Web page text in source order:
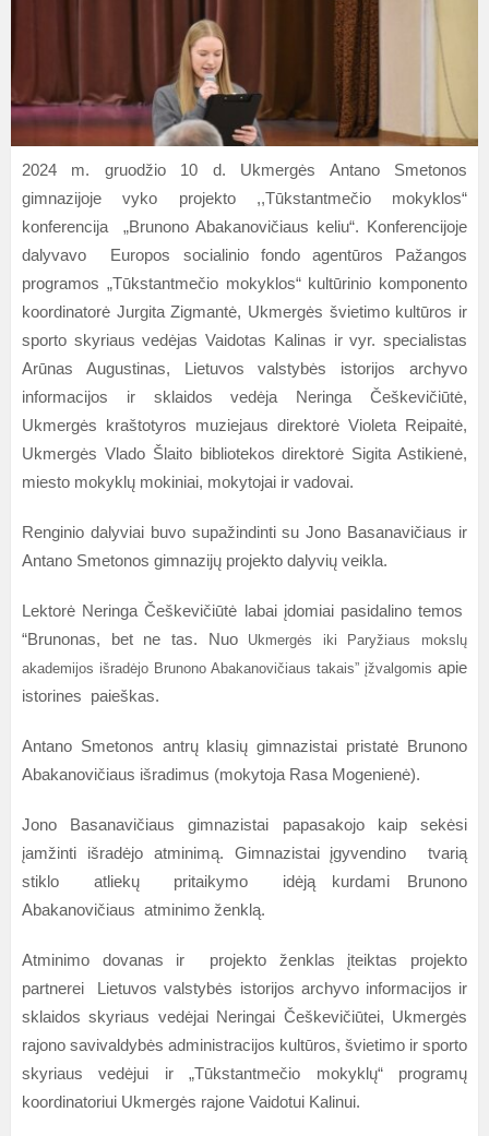
2024 m. gruodžio 10 d. Ukmergės Antano Smetonos
gimnazijoje vyko projekto ,,Tūkstantmečio mokyklos“
konferencija „Brunono Abakanovičiaus keliu“. Konferencijoje
dalyvavo Europos socialinio fondo agentūros Pažangos
programos „Tūkstantmečio mokyklos“ kultūrinio komponento
koordinatorė Jurgita Zigmantė, Ukmergės švietimo kultūros ir
sporto skyriaus vedėjas Vaidotas Kalinas ir vyr. specialistas
Arūnas Augustinas, Lietuvos valstybės istorijos archyvo
informacijos ir sklaidos vedėja Neringa Češkevičiūtė,
Ukmergės kraštotyros muziejaus direktorė Violeta Reipaitė,
Ukmergės Vlado Šlaito bibliotekos direktorė Sigita Astikienė,
miesto mokyklų mokiniai, mokytojai ir vadovai.
Renginio dalyviai buvo supažindinti su Jono Basanavičiaus ir
Antano Smetonos gimnazijų projekto dalyvių veikla.
Lektorė Neringa Češkevičiūtė labai įdomiai pasidalino temos
“Brunonas, bet ne tas. Nuo Ukmergės iki Paryžiaus mokslų
akademijos išradėjo Brunono Abakanovičiaus takais” įžvalgomis apie
istorines paieškas.
Antano Smetonos antrų klasių gimnazistai pristatė Brunono
Abakanovičiaus išradimus (mokytoja Rasa Mogenienė).
Jono Basanavičiaus gimnazistai papasakojo kaip sekėsi
įamžinti išradėjo atminimą. Gimnazistai įgyvendino tvarią
stiklo atliekų pritaikymo idėją kurdami Brunono
Abakanovičiaus atminimo ženklą.
Atminimo dovanas ir projekto ženklas įteiktas projekto
partnerei Lietuvos valstybės istorijos archyvo informacijos ir
sklaidos skyriaus vedėjai Neringai Češkevičiūtei, Ukmergės
rajono savivaldybės administracijos kultūros, švietimo ir sporto
skyriaus vedėjui ir „Tūkstantmečio mokyklų“ programų
koordinatoriui Ukmergės rajone Vaidotui Kalinui.